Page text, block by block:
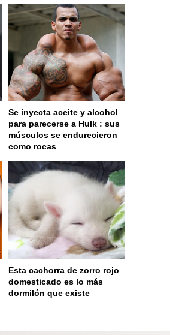
Se inyecta aceite y alcohol
para parecerse a Hulk : sus
músculos se endurecieron
como rocas
Esta cachorra de zorro rojo
domesticado es lo más
dormilón que existe